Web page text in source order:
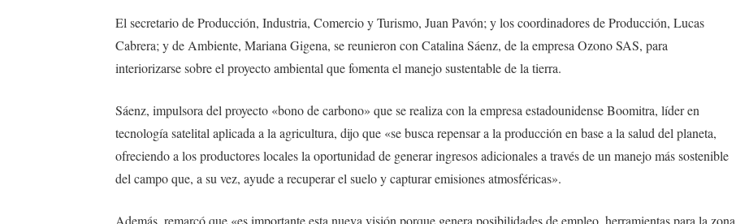
El secretario de Producción, Industria, Comercio y Turismo, Juan Pavón; y los coordinadores de Producción, Lucas
Cabrera; y de Ambiente, Mariana Gigena, se reunieron con Catalina Sáenz, de la empresa Ozono SAS, para
interiorizarse sobre el proyecto ambiental que fomenta el manejo sustentable de la tierra.
Sáenz, impulsora del proyecto «bono de carbono» que se realiza con la empresa estadounidense Boomitra, líder en
tecnología satelital aplicada a la agricultura, dijo que «se busca repensar a la producción en base a la salud del planeta,
ofreciendo a los productores locales la oportunidad de generar ingresos adicionales a través de un manejo más sostenible
del campo que, a su vez, ayude a recuperar el suelo y capturar emisiones atmosféricas».
Además, remarcó que «es importante esta nueva visión porque genera posibilidades de empleo, herramientas para la zona